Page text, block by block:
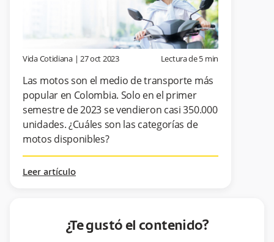
Vida Cotidiana| 27 oct 2023 Lectura de5 min
Las motos son el medio de transporte más
popular en Colombia. Solo en el primer
semestre de 2023 se vendieron casi 350.000
unidades. ¿Cuáles son las categorías de
motos disponibles?
Leer artículo
¿Te gustó el contenido?